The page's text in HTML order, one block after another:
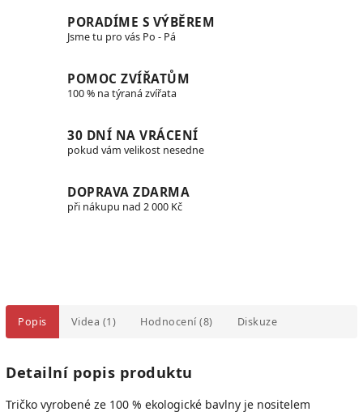
PORADÍME S VÝBĚREM
Jsme tu pro vás Po - Pá
POMOC ZVÍŘATŮM
100 % na týraná zvířata
30 DNÍ NA VRÁCENÍ
pokud vám velikost nesedne
DOPRAVA ZDARMA
při nákupu nad 2 000 Kč
Popis Videa (1) Hodnocení (8) Diskuze
Detailní popis produktu
Tričko vyrobené ze 100 % ekologické bavlny je nositelem